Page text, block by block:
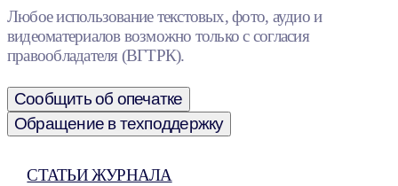
Любое использование текстовых, фото, аудио и
видеоматериалов возможно только с согласия
правообладателя (ВГТРК).
Сообщить об опечатке
Обращение в техподдержку
СТАТЬИ ЖУРНАЛА